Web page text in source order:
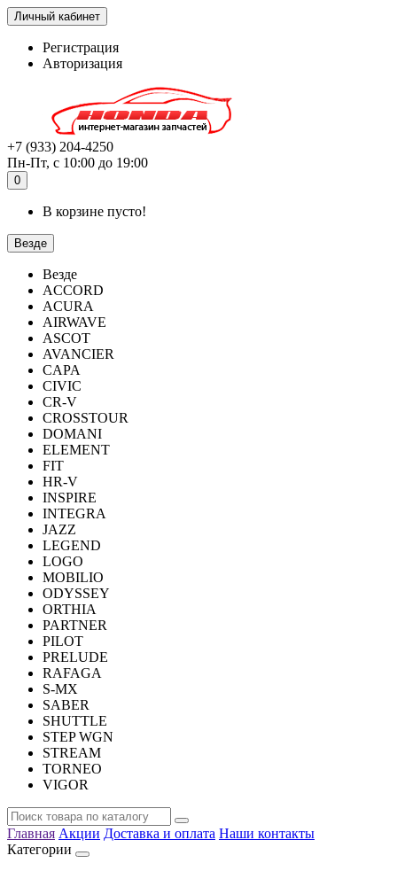
Личный кабинет
Регистрация
Авторизация
+7 (933) 204-4250
Пн-Пт, с 10:00 до 19:00
0
В корзине пусто!
Везде
Везде
ACCORD
ACURA
AIRWAVE
ASCOT
AVANCIER
CAPA
CIVIC
CR-V
CROSSTOUR
DOMANI
ELEMENT
FIT
HR-V
INSPIRE
INTEGRA
JAZZ
LEGEND
LOGO
MOBILIO
ODYSSEY
ORTHIA
PARTNER
PILOT
PRELUDE
RAFAGA
S-MX
SABER
SHUTTLE
STEP WGN
STREAM
TORNEO
VIGOR
Главная Акции Доставка и оплата Наши контакты
Категории